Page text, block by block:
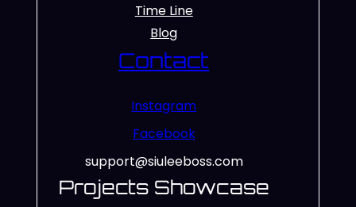
Time Line
Blog
Contact
Instagram
Facebook
support@siuleeboss.com
Projects Showcase